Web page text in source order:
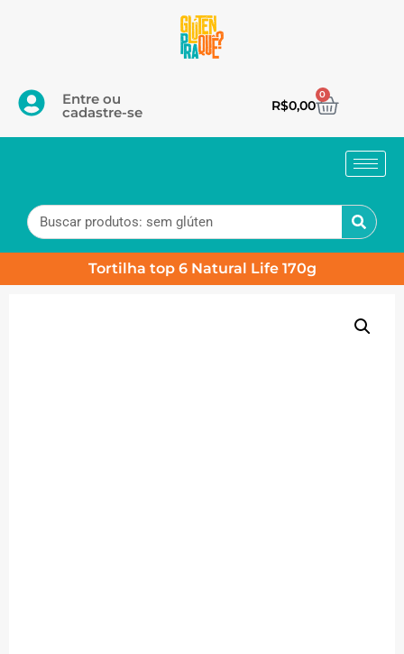
Entre ou
cadastre-se R$0,00
0
Tortilha top 6 Natural Life 170g